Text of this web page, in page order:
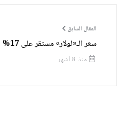
المقال السابق
سعر الـ«لولار» مستقر على 17%
منذ 8 أشهر